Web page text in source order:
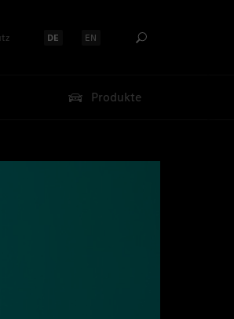
Sprache auswählen:
DE Sprache auswählen:
EN
Produkte